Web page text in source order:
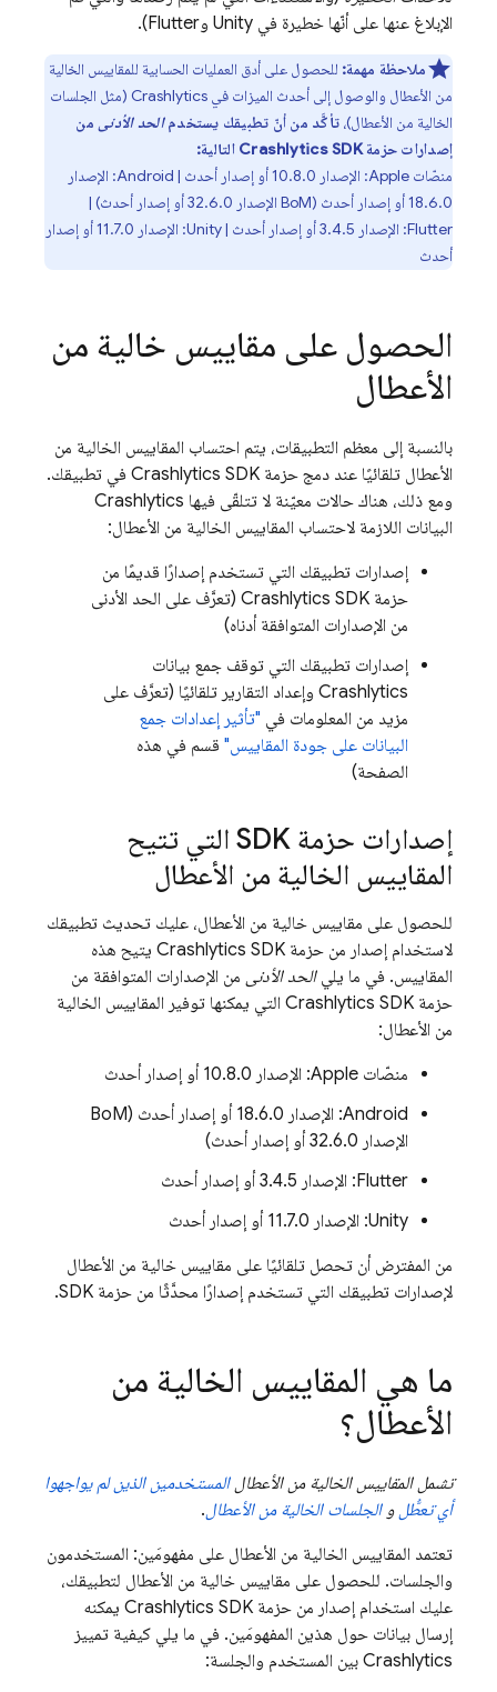
الإبلاغ عنها على أنّها خطيرة في Unity وFlutter).
ملاحظة مهمة: للحصول على أدق العمليات الحسابية للمقاييس الخالية
من الأعطال والوصول إلى أحدث الميزات في Crashlytics (مثل الجلسات
الخالية من الأعطال)، تأكَّد من أنّ تطبيقك يستخدمالحد الأدنى من
إصدارات حزمة
CrashlyticsSDK التالية:
منصّات Apple: الإصدار 10.8.0 أو إصدار أحدث | Android: الإصدار
18.6.0 أو إصدار أحدث (
BoM
الإصدار 32.6.0 أو إصدار أحدث) |
Flutter: الإصدار 3.4.5 أو إصدار أحدث | Unity: الإصدار 11.7.0 أو إصدار
أحدث
الحصول على مقاييس خالية من
الأعطال
بالنسبة إلى معظم التطبيقات، يتم احتساب المقاييس الخالية من
الأعطال تلقائيًا عند دمج حزمة
Crashlytics SDK في تطبيقك.
ومع ذلك، هناك حالات معيّنة لا تتلقّى فيها Crashlytics
البيانات اللازمة لاحتساب المقاييس الخالية من الأعطال:
إصدارات تطبيقك التي تستخدم إصدارًا قديمًا من
حزمة
Crashlytics SDK (تعرَّف على الحد الأدنى
من الإصدارات المتوافقة أدناه)
إصدارات تطبيقك التي توقف جمع بيانات
Crashlytics وإعداد التقارير تلقائيًا (تعرَّف على
مزيد من المعلومات في "تأثير إعدادات جمع
البيانات على جودة المقاييس" قسم في هذه
الصفحة)
إصدارات حزمة SDK التي تتيح
المقاييس الخالية من الأعطال
للحصول على مقاييس خالية من الأعطال، عليك تحديث تطبيقك
لاستخدام إصدار من حزمة
Crashlytics SDK يتيح هذه
المقاييس. في ما يليالحد الأدنى من الإصدارات المتوافقة من
حزمة
Crashlytics SDK التي يمكنها توفير المقاييس الخالية
من الأعطال:
منصّات Apple: الإصدار 10.8.0 أو إصدار أحدث
Android: الإصدار 18.6.0 أو إصدار أحدث (
BoM
الإصدار 32.6.0 أو إصدار أحدث)
Flutter: الإصدار 3.4.5 أو إصدار أحدث
Unity: الإصدار 11.7.0 أو إصدار أحدث
من المفترض أن تحصل تلقائيًا على مقاييس خالية من الأعطال
لإصدارات تطبيقك التي تستخدم إصدارًا محدَّثًا من حزمة SDK.
ما هي المقاييس الخالية من
الأعطال؟
تشمل المقاييس الخالية من الأعطالالمستخدمين الذين لم يواجهوا
أي تعطُّل والجلسات الخالية من الأعطال.
تعتمد المقاييس الخالية من الأعطال على مفهومَين: المستخدمون
والجلسات. للحصول على مقاييس خالية من الأعطال لتطبيقك،
عليك استخدام إصدار من حزمة
Crashlytics SDK يمكنه
إرسال بيانات حول هذين المفهومَين. في ما يلي كيفية تمييز
Crashlytics بين المستخدم والجلسة: